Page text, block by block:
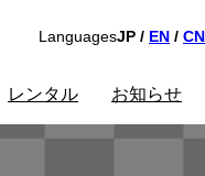
LanguagesJP / EN / CN
レンタル お知らせ